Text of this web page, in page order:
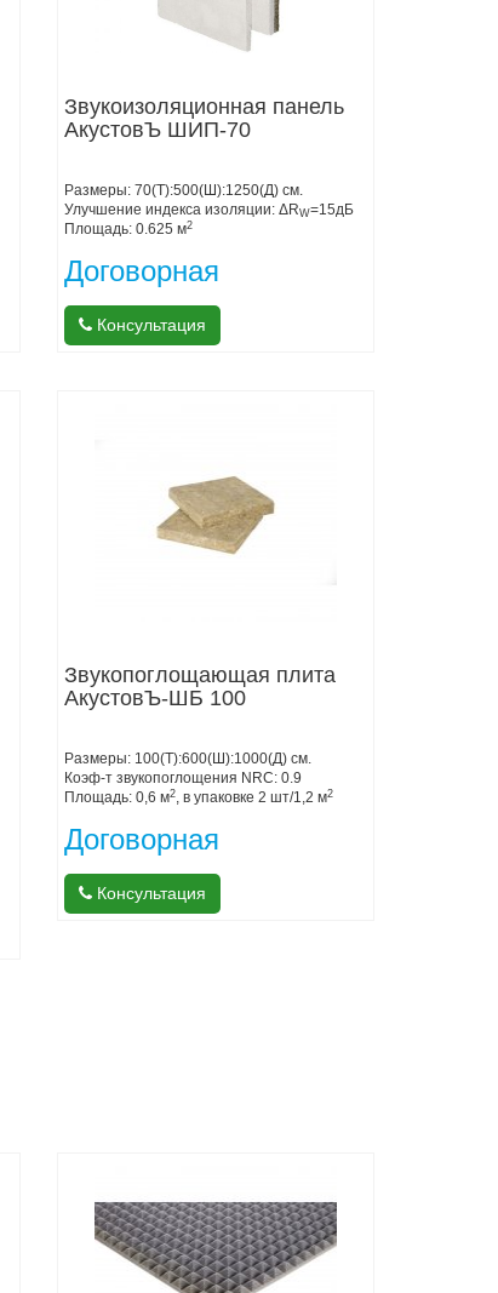
Звукоизоляционная панель
АкустовЪ ШИП-70
Размеры: 70(Т):500(Ш):1250(Д) см.
Улучшение индекса изоляции: ΔRW=15дБ
Площадь: 0.625 м2
Договорная
Консультация
Звукопоглощающая плита
АкустовЪ-ШБ 100
Размеры: 100(Т):600(Ш):1000(Д) см.
Коэф-т звукопоглощения NRC: 0.9
Площадь: 0,6 м2, в упаковке 2 шт/1,2 м2
Договорная
Консультация